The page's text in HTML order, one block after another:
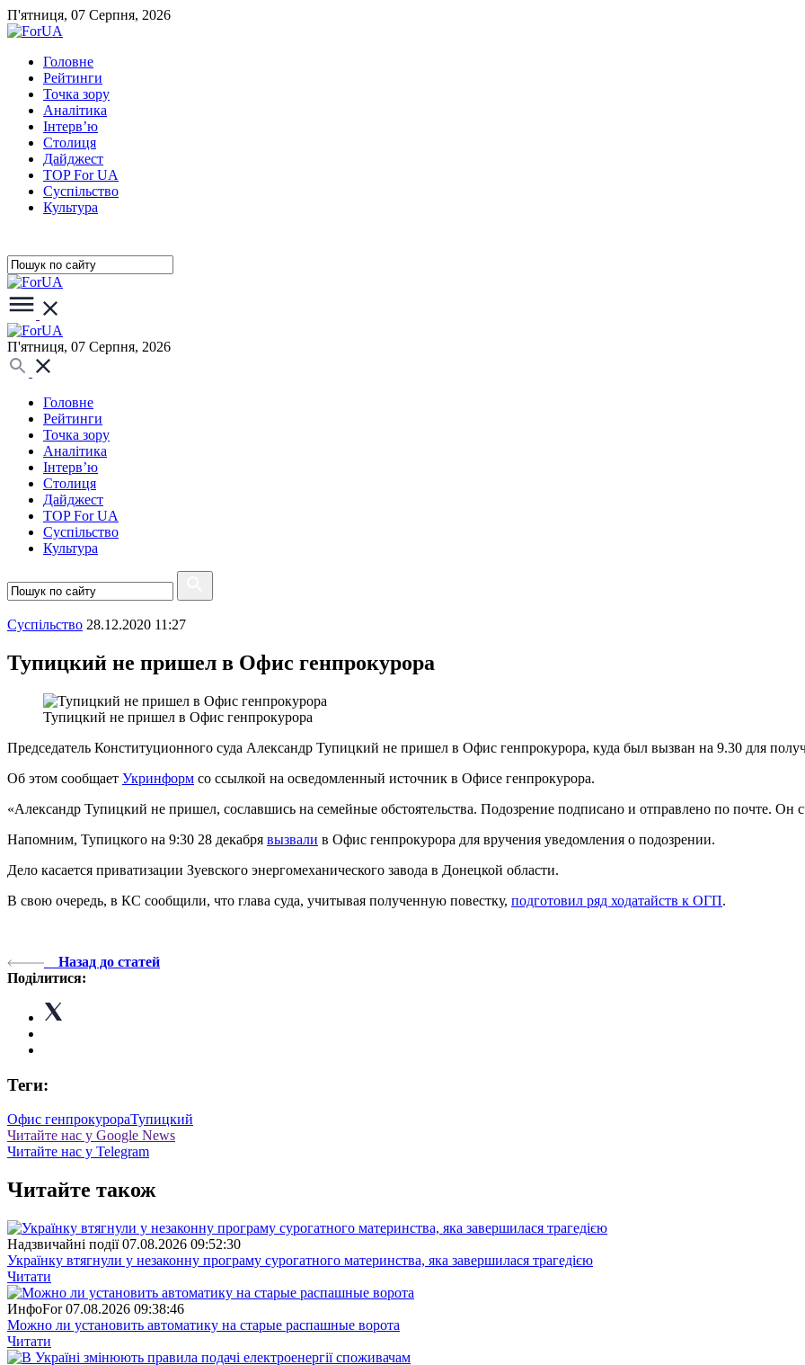
П'ятниця, 07 Серпня, 2026
Головне
Рейтинги
Точка зору
Аналітика
Інтерв’ю
Столиця
Дайджест
TOP For UA
Суспiльство
Культура
П'ятниця, 07 Серпня, 2026
Головне
Рейтинги
Точка зору
Аналітика
Інтерв’ю
Столиця
Дайджест
TOP For UA
Суспiльство
Культура
Суспiльство 28.12.2020 11:27
Тупицкий не пришел в Офис генпрокурора
Тупицкий не пришел в Офис генпрокурора
Председатель Конституционного суда Александр Тупицкий не пришел в Офис генпрокурора, куда был вызван на 9.30 для
Об этом сообщает Укринформ со ссылкой на осведомленный источник в Офисе генпрокурора.
«Александр Тупицкий не пришел, сославшись на семейные обстоятельства. Подозрение подписано и отправлено по почте. Он
Напомним, Тупицкого на 9:30 28 декабря вызвали в Офис генпрокурора для вручения уведомления о подозрении.
Дело касается приватизации Зуевского энергомеханического завода в Донецкой области.
В свою очередь, в КС сообщили, что глава суда, учитывая полученную повестку, подготовил ряд ходатайств к ОГП.
Назад до статей
Поділитися:
Теги:
Офис генпрокурораТупицкий
Читайте нас у Google News
Читайте нас у Telegram
Читайте також
Надзвичайні події 07.08.2026 09:52:30
Українку втягнули у незаконну програму сурогатного материнства, яка завершилася трагедією
Читати
ИнфоFor 07.08.2026 09:38:46
Можно ли установить автоматику на старые распашные ворота
Читати